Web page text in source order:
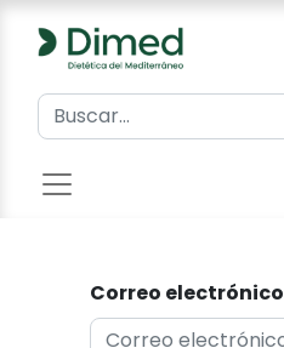
Correo electrónico